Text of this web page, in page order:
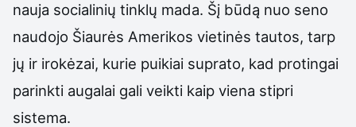
nauja socialinių tinklų mada. Šį būdą nuo seno
naudojo Šiaurės Amerikos vietinės tautos, tarp
jų ir irokėzai, kurie puikiai suprato, kad protingai
parinkti augalai gali veikti kaip viena stipri
sistema.